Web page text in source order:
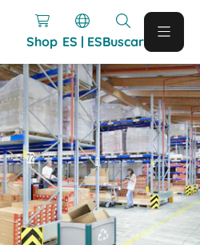
Shop ES | ESBuscar